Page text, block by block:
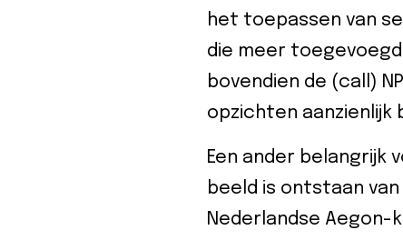
het toepassen van
die meer
bovendien de (call)
opzichten aanzienlijk
Een ander belangrijk
beeld is ontstaan
Nederlandse